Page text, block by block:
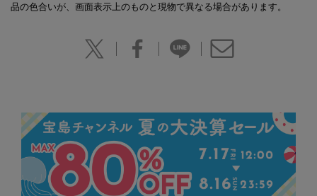
品の色合いが、画面表示上のものと現物で異なる場合があります。